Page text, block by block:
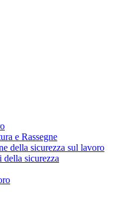
e Rassegne
della sicurezza sul lavoro
della sicurezza